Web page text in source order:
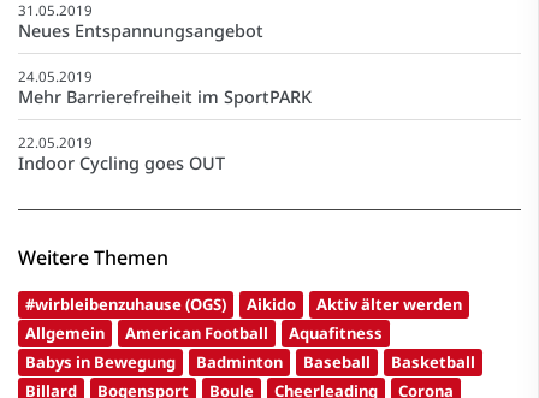
31.05.2019
Neues Entspannungsangebot
24.05.2019
Mehr Barrierefreiheit im SportPARK
22.05.2019
Indoor Cycling goes OUT
Weitere Themen
#wirbleibenzuhause (OGS) Aikido
Aktiv älter werden
Allgemein
American Football
Aquafitness
Babys in Bewegung
Badminton Baseball
Basketball
Billard
Bogensport Boule Cheerleading Corona